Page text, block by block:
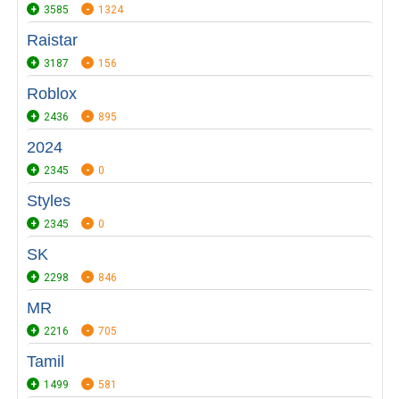
3585 1324
Raistar
3187 156
Roblox
2436 895
2024
2345 0
Styles
2345 0
SK
2298 846
MR
2216 705
Tamil
1499 581